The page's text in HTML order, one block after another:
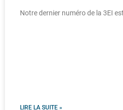
Notre dernier numéro de la 3EI
LIRE LA SUITE »